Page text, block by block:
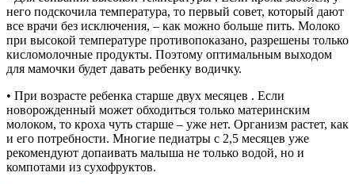
него подскочила температура, то первый совет, который дают
все врачи без исключения, – как можно больше пить. Молоко
при высокой температуре противопоказано, разрешены только
кисломолочные продукты. Поэтому оптимальным выходом
для мамочки будет давать ребенку водичку.
• При возрасте ребенка старше двух месяцев . Если
новорожденный может обходиться только материнским
молоком, то кроха чуть старше – уже нет. Организм растет, как
и его потребности. Многие педиатры с 2,5 месяцев уже
рекомендуют допаивать малыша не только водой, но и
компотами из сухофруктов.